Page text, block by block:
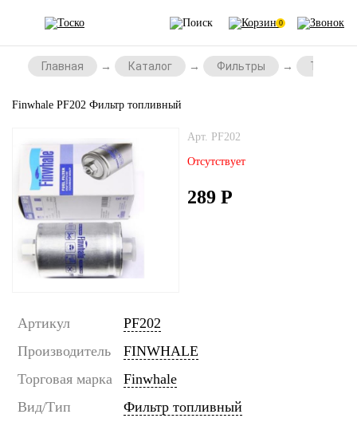
0
Главная Каталог Фильтры
Finwhale PF202 Фильтр топливный
Арт. PF202
Отсутствует
289 Р
Артикул
PF202
Производитель
FINWHALE
Торговая марка
Finwhale
Вид/Тип
Фильтр топливный